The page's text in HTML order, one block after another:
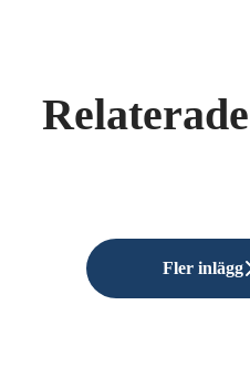
Fler inlägg